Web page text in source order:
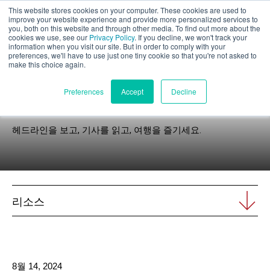
This website stores cookies on your computer. These cookies are used to
improve your website experience and provide more personalized services to
you, both on this website and through other media. To find out more about the
cookies we use, see our Privacy Policy. If you decline, we won't track your
information when you visit our site. But in order to comply with your
preferences, we'll have to use just one tiny cookie so that you're not asked to
make this choice again.
Preferences Accept Decline
부품 평가
제품
애플리케이션
산업 분야
리소스
헤드라인을 보고, 기사를 읽고, 여행을 즐기세요.
리소스
8월 14, 2024